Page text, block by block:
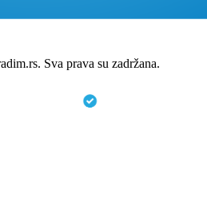
Sva prava su zadržana.